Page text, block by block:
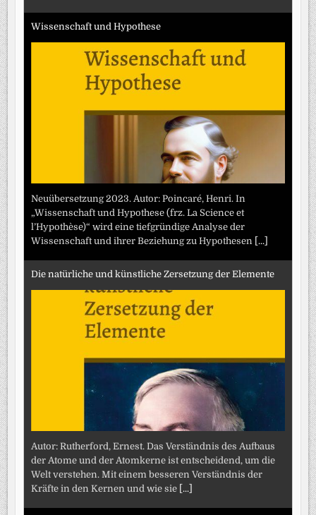
Wissenschaft und Hypothese
Neuübersetzung 2023. Autor: Poincaré, Henri. In
„Wissenschaft und Hypothese (frz. La Science et
l’Hypothèse)“ wird eine tiefgründige Analyse der
Wissenschaft und ihrer Beziehung zu Hypothesen [...]
Die natürliche und künstliche Zersetzung der Elemente
Autor: Rutherford, Ernest. Das Verständnis des Aufbaus
der Atome und der Atomkerne ist entscheidend, um die
Welt verstehen. Mit einem besseren Verständnis der
Kräfte in den Kernen und wie sie [...]